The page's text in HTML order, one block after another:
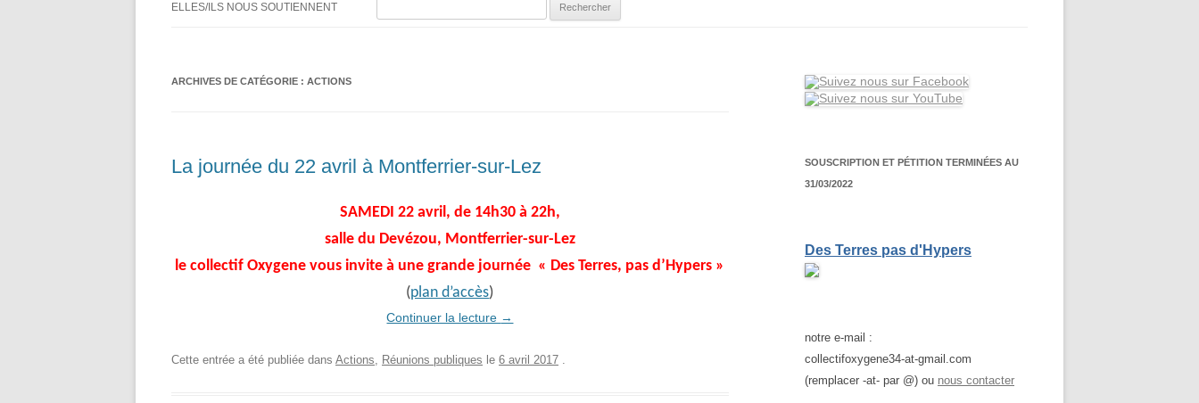
ELLES/ILS NOUS SOUTIENNENT
ARCHIVES DE CATÉGORIE : ACTIONS
La journée du 22 avril à Montferrier-sur-Lez
SAMEDI 22 avril, de 14h30 à 22h,
salle du Devézou, Montferrier-sur-Lez
le collectif Oxygene vous invite à une grande journée « Des Terres, pas d’Hypers »
(plan d’accès)
Continuer la lecture →
Cette entrée a été publiée dans Actions, Réunions publiques le 6 avril 2017 .
SOUSCRIPTION ET PÉTITION TERMINÉES AU
31/03/2022
Des Terres pas d'Hypers
notre e-mail :
collectifoxygene34-at-gmail.com
(remplacer -at- par @) ou nous contacter